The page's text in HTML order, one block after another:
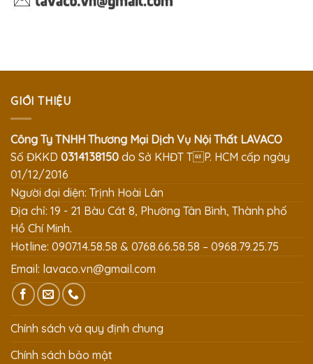
GIỚI THIỆU
Công Ty TNHH Thương Mại Dịch Vụ Nội Thất LAVACO
Số ĐKKD 0314138150 do Sở KHĐT TP. HCM cấp ngày
01/12/2016
Người đại diện: Trịnh Hoài Lân
Địa chỉ: 19 - 21 Bàu Cát 8, Phường Tân Bình, Thành phố
Hồ Chí Minh.
Hotline: 0907.14.58.58 & 0768.66.58.58 – 0968.79.25.75
Email: lavaco.vn@gmail.com
Chính sách và quy định chung
Chính sách bảo mật